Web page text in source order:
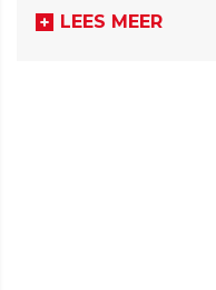
LEES MEER